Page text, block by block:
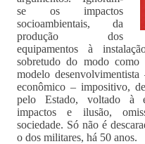
se os impactos
socioambientais, da
produção dos
equipamentos à
sobretudo do modo
modelo
econômico – impositivo,
pelo Estado, voltado à
impactos e ilusão,
sociedade. Só não é
o dos militares, há 50 anos.